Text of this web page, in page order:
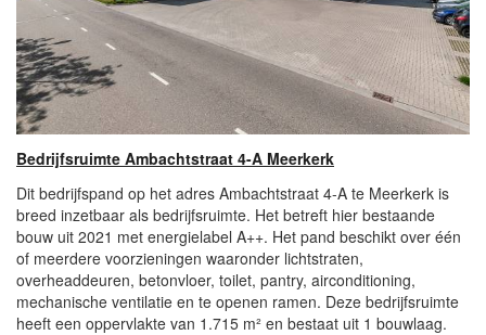
Bedrijfsruimte Ambachtstraat 4-A Meerkerk
Dit bedrijfspand op het adres Ambachtstraat 4-A te Meerkerk is
breed inzetbaar als bedrijfsruimte. Het betreft hier bestaande
bouw uit 2021 met energielabel A++. Het pand beschikt over één
of meerdere voorzieningen waaronder lichtstraten,
overheaddeuren, betonvloer, toilet, pantry, airconditioning,
mechanische ventilatie en te openen ramen. Deze bedrijfsruimte
heeft een oppervlakte van 1.715 m² en bestaat uit 1 bouwlaag.